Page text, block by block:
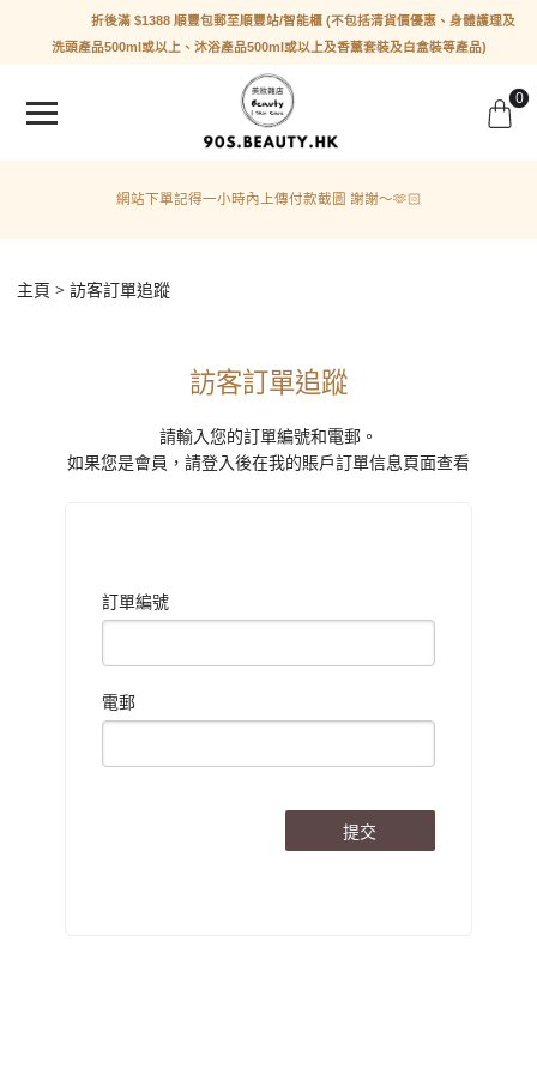
折後滿 $1388 順豐包郵至順豐站/智能櫃 (不包括清貨價優惠、身體護理及
洗頭產品500ml或以上、沐浴產品500ml或以上及香薰套裝及白盒裝等產品)
0
網站下單記得一小時內上傳付款截圖 謝謝～🫶🏻
主頁 訪客訂單追蹤
訪客訂單追蹤
請輸入您的訂單編號和電郵。
如果您是會員，請登入後在我的賬戶訂單信息頁面查看
訂單編號
電郵
提交